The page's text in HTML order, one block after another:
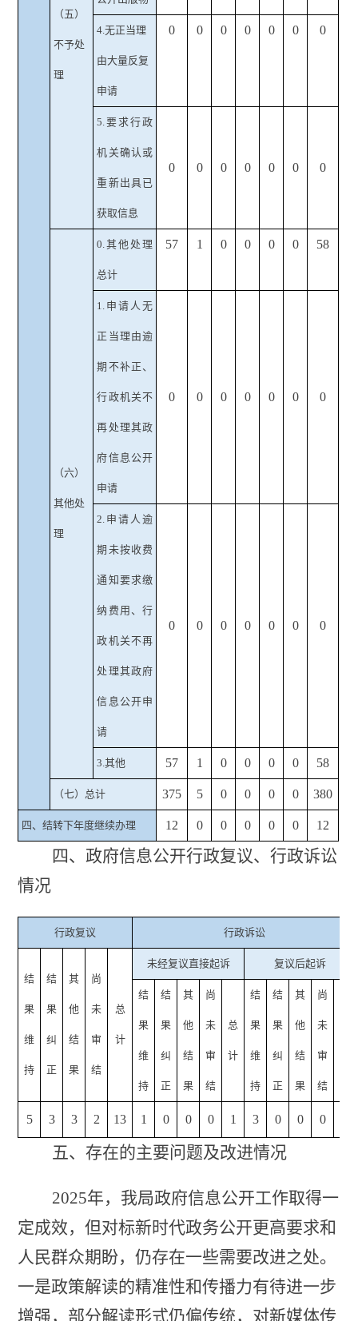
（五）
不予处
理
4.无正当理
由大量反复
申请
0 0 0 0 0 0 0
5.要求行政
机关确认或
重新出具已
获取信息
0 0 0 0 0 0 0
（六）
其他处
理
0.其他处理
总计
57 1 0 0 0 0 58
1. 申请人无
正当理由逾
期不补正、
行政机关不
再处理其政
府信息公开
申请
0 0 0 0 0 0 0
2.申请人逾
期未按收费
通知要求缴
纳费用、行
政机关不再
处理其政府
信息公开申
请
0 0 0 0 0 0 0
3.其他 57 1 0 0 0 0 58
（七）总计 375 5 0 0 0 0 380
四、结转下年度继续办理 12 0 0 0 0 0 12
四、政府信息公开行政复议、行政诉讼
情况
行政复议 行政诉讼
结
果
维
持
结
果
纠
正
其
他
结
果
尚
未
审
结
总
计
未经复议直接起诉 复议后起诉
结
果
维
持
结
果
纠
正
其
他
结
果
尚
未
审
结
总
计
结
果
维
持
结
果
纠
正
其
他
结
果
尚
未
审
结
5 3 3 2 13 1 0 0 0 1 3 0 0 0
五、存在的主要问题及改进情况
2025年，我局政府信息公开工作取得一
定成效，但对标新时代政务公开更高要求和
人民群众期盼，仍存在一些需要改进之处。
一是政策解读的精准性和传播力有待进一步
增强，部分解读形式仍偏传统，对新媒体传